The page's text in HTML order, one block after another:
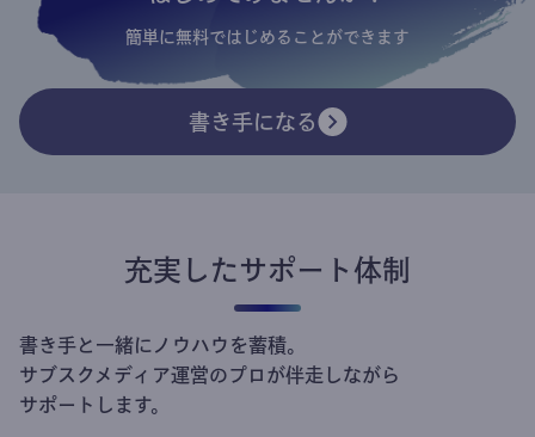
簡単に無料ではじめることができます
書き手になる
充実したサポート体制
書き手と一緒にノウハウを蓄積。
サブスクメディア運営のプロが伴走しながら
サポートします。